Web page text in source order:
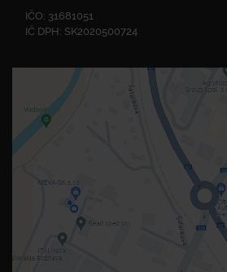
IČO: 31681051
IČ DPH: SK2020500724